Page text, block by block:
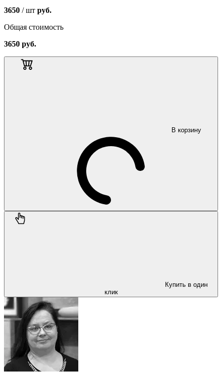
3650 / шт руб.
Общая стоимость
3650 руб.
В корзину
Купить в один
клик